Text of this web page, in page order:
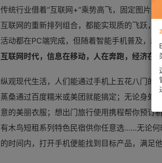
传统行业借着“互联网+”乘势高飞，固定图片
互联网的重新排列组合，都能实现质的飞跃，
活动都在PC端完成，但随着智能手机普及，
互联网时代，信息在移动，人在奔跑，经济在
纵观现代生活，人们能通过手机上五花八门的
蒸桑通过百度糯米或美团就能搞定；无论身处
意的美丽衣服；想出门旅行使用携程帮你预订
有木鸟短租系列特色民宿供你任意选……无论
的时间内，打开手机便能找到目标产品，满足